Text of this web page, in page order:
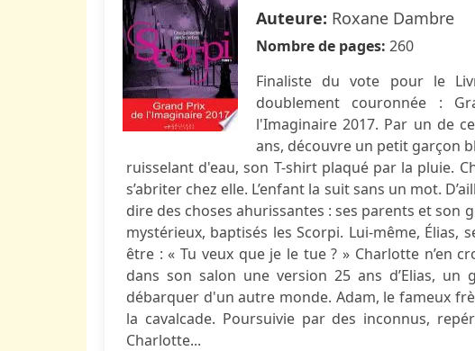
Auteure: Roxane Dambre
Nombre de pages: 260
Finaliste du vote pour le
doublement couronnée :
l'Imaginaire 2017. Par un de
ans, découvre un petit garçon
ruisselant d'eau, son T-shirt plaqué par la pluie.
s’abriter chez elle. L’enfant la suit sans un mot.
dire des choses ahurissantes : ses parents et
mystérieux, baptisés les Scorpi. Lui-même,
être : « Tu veux que je le tue ? » Charlotte n’en
dans son salon une version 25 ans d’Elias,
débarquer d'un autre monde. Adam, le fameux
la cavalcade. Poursuivie par des inconnus,
Charlotte...